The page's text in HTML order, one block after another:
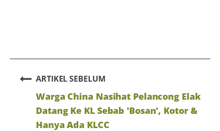
ARTIKEL SEBELUM
Warga China Nasihat Pelancong Elak
Datang Ke KL Sebab 'Bosan', Kotor &
Hanya Ada KLCC